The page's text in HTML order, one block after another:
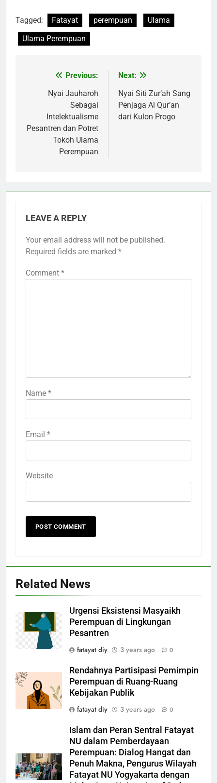
Tagged: Fatayat perempuan
Ulama
Ulama Perempuan
navigation
Previous:
Nyai Jauharoh
Sebagai
Intelektualisme
Pesantren dan Potret
Tokoh Ulama
Perempuan
Next:
Nyai Siti Zur’ah Sang
Penjaga Al Qur’an
dari Kulon Progo
LEAVE A REPLY
Your email address will not be published.
Required fields are marked *
Comment *
Name *
Email *
Website
Related News
Urgensi Eksistensi Masyaikh
Perempuan di Lingkungan
Pesantren
fatayat diy
3 years ago 0
Rendahnya Partisipasi Pemimpin
Perempuan di Ruang-Ruang
Kebijakan Publik
fatayat diy
3 years ago 0
Islam dan Peran Sentral Fatayat
NU dalam Pemberdayaan
Perempuan: Dialog Hangat dan
Penuh Makna, Pengurus Wilayah
Fatayat NU Yogyakarta dengan